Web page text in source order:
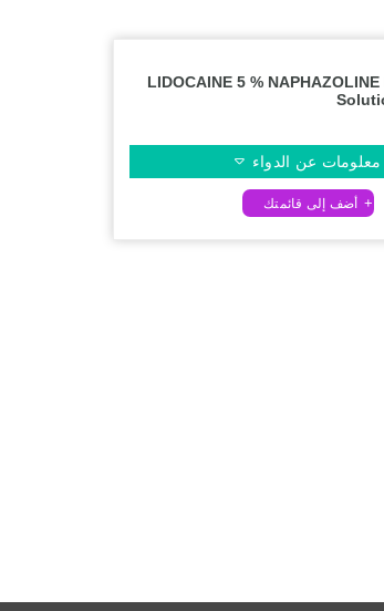
LIDOCAINE 5 %
معلومات عن الدواء